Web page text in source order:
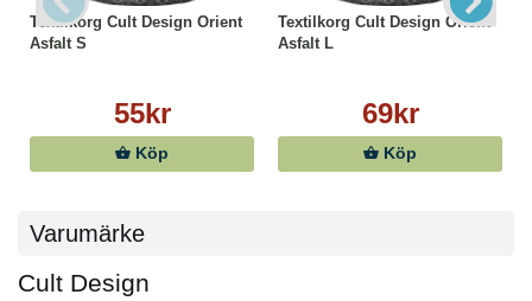
Textilkorg Cult Design Orient
Asfalt S
55kr
Köp
Textilkorg Cult Design Orient
Asfalt L
69kr
Köp
Varumärke
Cult Design